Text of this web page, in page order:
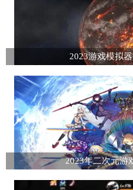
2023游戏模拟
2023年二次元游